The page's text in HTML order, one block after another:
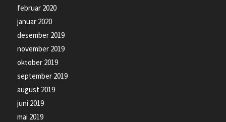
februar 2020
januar 2020
desember 2019
november 2019
oktober 2019
september 2019
august 2019
juni 2019
mai 2019